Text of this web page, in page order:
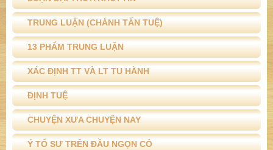
TRUNG LUẬN (CHÁNH TẤN TUỆ)
13 PHẨM TRUNG LUẬN
XÁC ĐỊNH TT VÀ LT TU HÀNH
ĐỊNH TUỆ
CHUYỆN XƯA CHUYỆN NAY
Ý TỔ SƯ TRÊN ĐẦU NGỌN CỎ